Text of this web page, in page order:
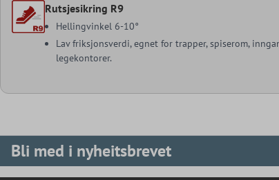
Rutsjesikring R9
Hellingvinkel 6-10°
Lav friksjonsverdi, egnet for trapper, spiserom,
legekontorer.
Bli med i nyheitsbrevet